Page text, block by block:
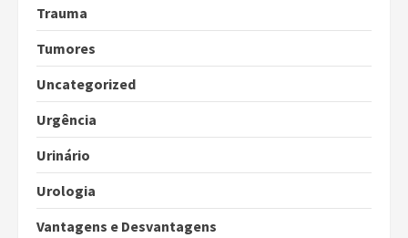
Trauma
Tumores
Uncategorized
Urgência
Urinário
Urologia
Vantagens e Desvantagens